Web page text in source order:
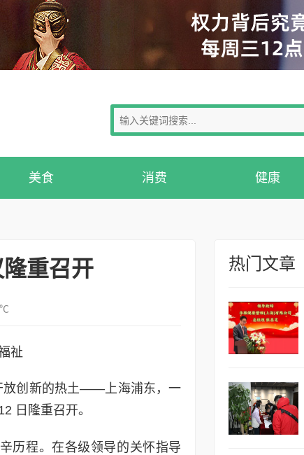
美食 消费 健康
重召开
祉
放创新的热土——上海浦东，一
日隆重召开。
历程。在各级领导的关怀指导
热门文章